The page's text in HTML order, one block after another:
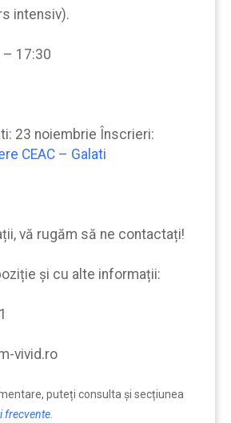
intensiv).
– 17:30
23 noiembrie Înscrieri:
CEAC – Galati
vă rugăm să ne contactați!
şi cu alte informații:
vivid.ro
puteți consulta şi secțiunea
frecvente.